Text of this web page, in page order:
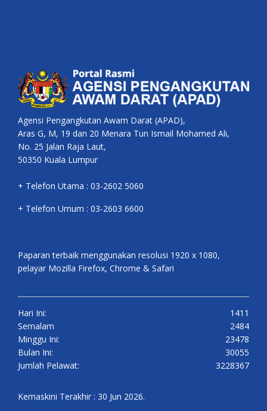
Agensi Pengangkutan Awam Darat (APAD),
Aras G, M, 19 dan 20 Menara Tun Ismail Mohamed Ali,
No. 25 Jalan Raja Laut,
50350 Kuala Lumpur
+ Telefon Utama : 03-2602 5060
+ Telefon Umum : 03-2603 6600
Paparan terbaik menggunakan resolusi 1920 x 1080,
pelayar Mozilla Firefox, Chrome & Safari
Hari Ini:
1411
Semalam
2484
Minggu Ini:
23478
Bulan Ini:
30055
Jumlah Pelawat:
3228367
Kemaskini Terakhir : 30 Jun 2026.